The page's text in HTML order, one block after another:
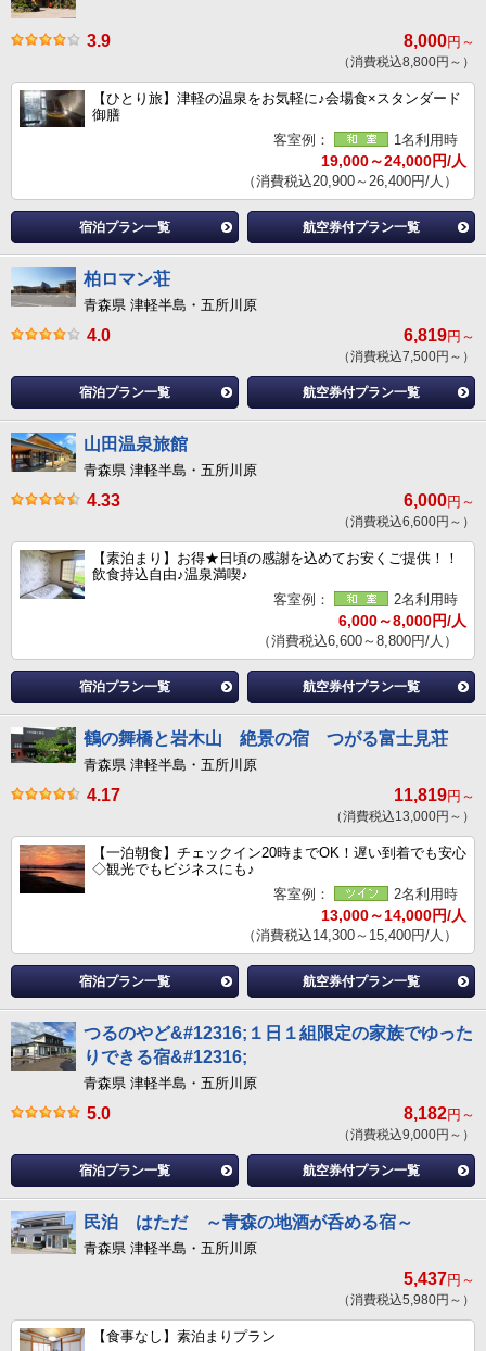
3.9 8,000円～
（消費税込8,800円～）
【ひとり旅】津軽の温泉をお気軽に♪会場食×スタンダード
御膳
客室例：
1名利用時
19,000～24,000円/人
（消費税込20,900～26,400円/人）
宿泊プラン一覧 航空券付プラン一覧
柏ロマン荘
青森県 津軽半島・五所川原
4.0 6,819円～
（消費税込7,500円～）
宿泊プラン一覧 航空券付プラン一覧
山田温泉旅館
青森県 津軽半島・五所川原
4.33 6,000円～
（消費税込6,600円～）
【素泊まり】お得★日頃の感謝を込めてお安くご提供！！
飲食持込自由♪温泉満喫♪
客室例：
2名利用時
6,000～8,000円/人
（消費税込6,600～8,800円/人）
宿泊プラン一覧 航空券付プラン一覧
鶴の舞橋と岩木山 絶景の宿 つがる富士見荘
青森県 津軽半島・五所川原
4.17 11,819円～
（消費税込13,000円～）
【一泊朝食】チェックイン20時までOK！遅い到着でも安心
◇観光でもビジネスにも♪
客室例：
2名利用時
13,000～14,000円/人
（消費税込14,300～15,400円/人）
宿泊プラン一覧 航空券付プラン一覧
つるのやど&#12316;１日１組限定の家族でゆった
りできる宿&#12316;
青森県 津軽半島・五所川原
5.0 8,182円～
（消費税込9,000円～）
宿泊プラン一覧 航空券付プラン一覧
民泊 はただ ～青森の地酒が呑める宿～
青森県 津軽半島・五所川原
5,437円～
（消費税込5,980円～）
【食事なし】素泊まりプラン